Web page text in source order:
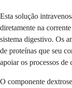
Esta solução
diretamente na
sistema digestivo. Os
de proteínas que seu
apoiar os processos de
O componente